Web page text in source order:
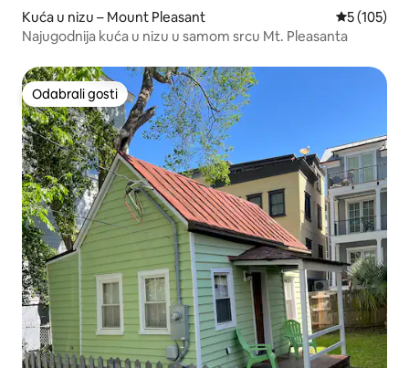
Kuća u nizu – Mount Pleasant Prosječna
5 (105)
Najugodnija kuća u nizu u samom srcu Mt. Pleasanta
Odabrali gosti
Odabrali gosti